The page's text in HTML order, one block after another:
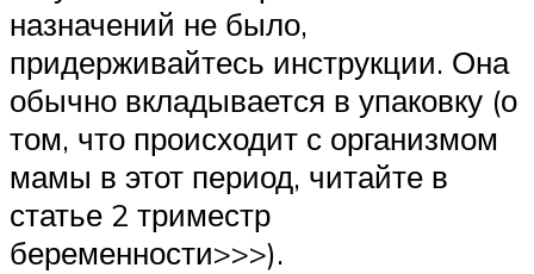
назначений не было,
придерживайтесь инструкции. Она
обычно вкладывается в упаковку (о
том, что происходит с организмом
мамы в этот период, читайте в
статье 2 триместр
беременности>>>).